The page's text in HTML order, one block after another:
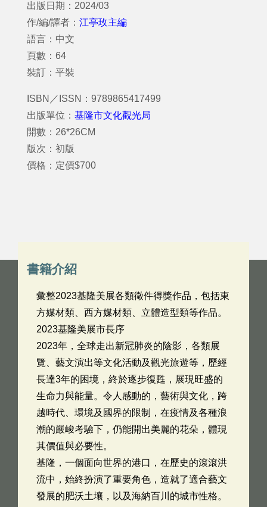
出版日期：2024/03
作/編/譯者： 江亭玫主編
語言：中文
頁數：64
裝訂：平裝
ISBN／ISSN：9789865417499
出版單位： 基隆市文化觀光局
開數：26*26CM
版次：初版
價格：定價$700
書籍介紹
彙整2023基隆美展各類徵件得獎作品，包括東
方媒材類、西方媒材類、立體造型類等作品。
2023基隆美展市長序
2023年，全球走出新冠肺炎的陰影，各類展
覽、藝文演出等文化活動及觀光旅遊等，歷經
長達3年的困境，終於逐步復甦，展現旺盛的
生命力與能量。令人感動的，藝術與文化，跨
越時代、環境及國界的限制，在疫情及各種浪
潮的嚴峻考驗下，仍能開出美麗的花朵，體現
其價值與必要性。
基隆，一個面向世界的港口，在歷史的滾滾洪
流中，始終扮演了重要角色，造就了適合藝文
發展的肥沃土壤，以及海納百川的城市性格。